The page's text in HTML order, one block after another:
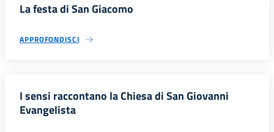
La festa di San Giacomo
APPROFONDISCI
I sensi raccontano la Chiesa di San Giovanni
Evangelista